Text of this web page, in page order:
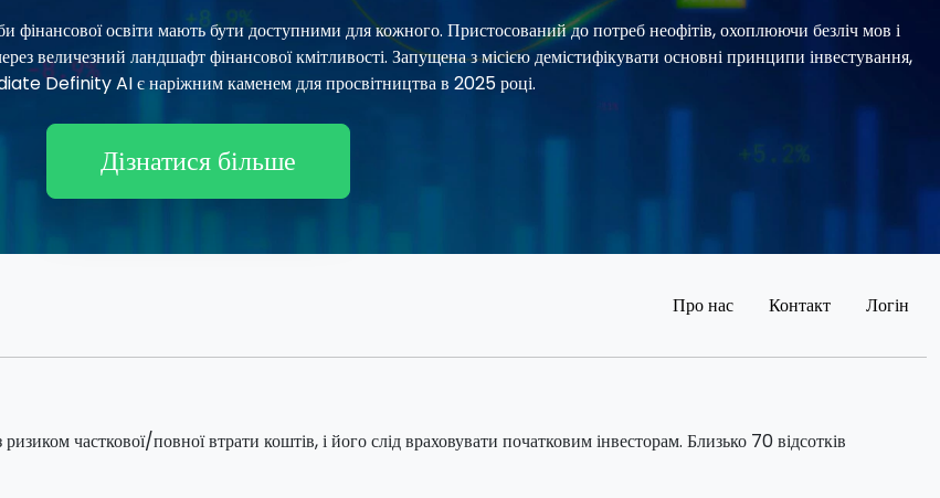
освіти мають бути доступними для кожного. Пристосований до потреб неофітів, охоплюючи безліч мов і
величезний ландшафт фінансової кмітливості. Запущена з місією демістифікувати основні принципи інвестування,
Definity AI є наріжним каменем для просвітництва в 2025 році.
Дізнатися більше
Про нас Контакт Логін
часткової/повної втрати коштів, і його слід враховувати початковим інвесторам. Близько 70 відсотків